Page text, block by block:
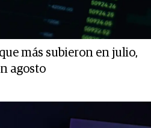
más subieron en julio,
agosto